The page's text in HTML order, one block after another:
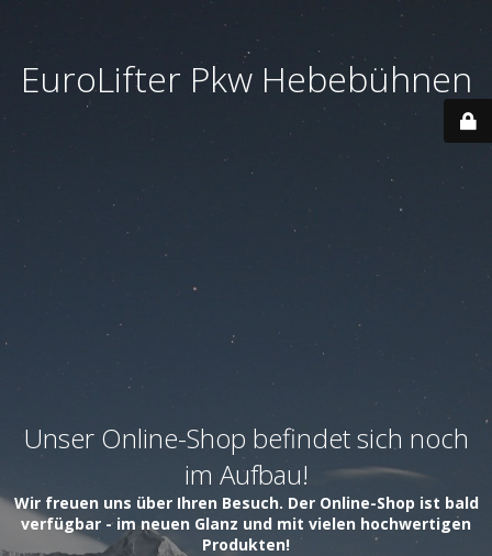
EuroLifter Pkw Hebebühnen
Unser Online-Shop befindet sich noch
im Aufbau!
Wir freuen uns über Ihren Besuch. Der Online-Shop ist bald
verfügbar - im neuen Glanz und mit vielen hochwertigen
Produkten!